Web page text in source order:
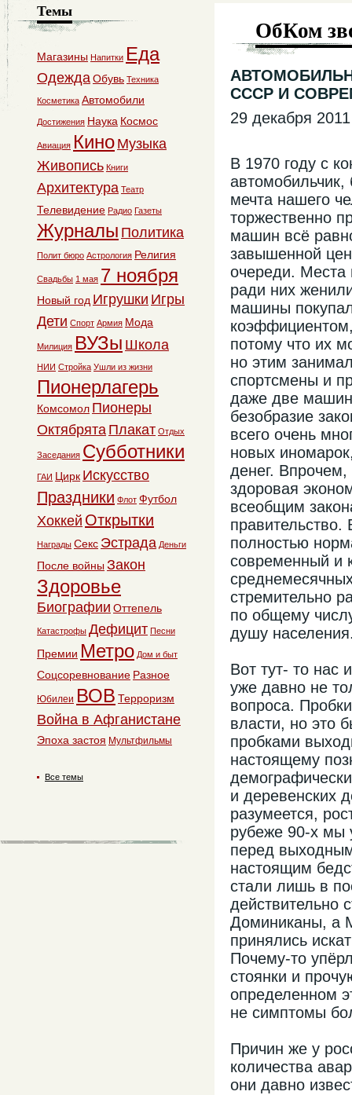
ОбКом
СССР И
29 декабря 2011
В 1970 году с
мечта нашего
торжественно
машин всё
завышенной
очереди. Места
ради них
машины
потому что их
но этим
спортсмены и
даже две
безобразие
всего очень
новых
денег.
здоровая
всеобщим
полностью
современный и
стремительно
по общему
душу
Вот тут- то нас
уже давно не
вопроса.
власти, но это
пробками
настоящему
и деревенских
разумеется,
рубеже 90-х мы
перед
настоящим
стали лишь в
действительно
Доминиканы, а
принялись
Почему-то
стоянки и
определенном
не симптомы
Причин же у
количества
они давно
Темы
Магазины Напитки Еда
ОдеждаОбувь Техника
Косметика Автомобили
Достижения Наука Космос
Авиация Кино Музыка
Живопись Книги
Архитектура Театр
Телевидение Радио Газеты
Журналы Политика
Полит бюро Астрология Религия
Свадьбы 1 мая 7 ноября
Новый год Игрушки Игры
Дети Спорт Армия Мода
Милиция ВУЗы Школа
НИИ Стройка Ушли из жизни
Пионерлагерь
Комсомол Пионеры
Октябрята Плакат Отдых
Заседания Субботники
ГАИ Цирк Искусство
Праздники Флот Футбол
Хоккей Открытки
Награды Секс Эстрада Деньги
После войны Закон
Здоровье
Биографии Оттепель
Катастрофы Дефицит Песни
Премии Метро Дом и быт
Соцсоревнование Разное
Юбилеи ВОВ Терроризм
Война в Афганистане
Эпоха застоя Мультфильмы
Все темы